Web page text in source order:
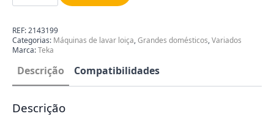
Máquina
Lavar
Loiça
Teka
2143199
REF:2143199
Categorias: Máquinas de lavar loiça,Grandes domésticos,Variados
Marca:Teka
Descrição Compatibilidades
Descrição